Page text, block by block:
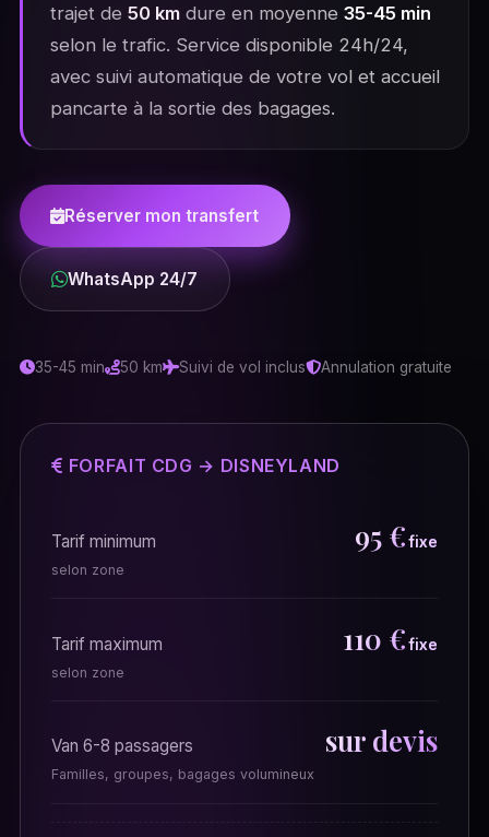
trajet de50 km dure en moyenne35-45 min
selon le trafic. Service disponible 24h/24,
avec suivi automatique de votre vol et accueil
pancarte à la sortie des bagages.
Réserver mon transfert
WhatsApp 24/7
35-45 min 50 km Suivi de vol inclus Annulation gratuite
FORFAIT CDG → DISNEYLAND
Tarif minimum
selon zone
95 €fixe
Tarif maximum
selon zone
110 €fixe
Van 6-8 passagers
Familles, groupes, bagages volumineux
sur devis